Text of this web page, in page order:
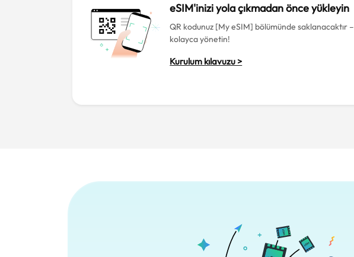
eSIM'inizi yola çıkmadan önce yükleyin
QR kodunuz [My eSIM] bölümünde saklanacaktır –
kolayca yönetin!
Kurulum kılavuzu >